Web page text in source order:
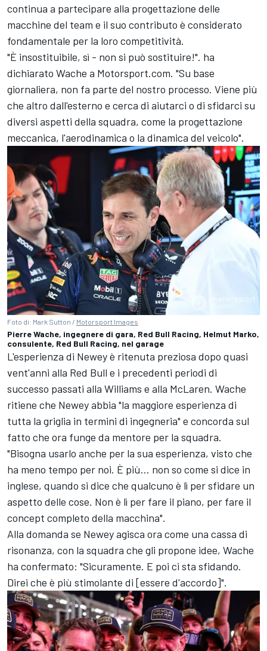
continua a partecipare alla progettazione delle
macchine del team e il suo contributo è considerato
fondamentale per la loro competitività.
"È insostituibile, sì - non si può sostituire!". ha
dichiarato Wache a Motorsport.com. "Su base
giornaliera, non fa parte del nostro processo. Viene più
che altro dall'esterno e cerca di aiutarci o di sfidarci su
diversi aspetti della squadra, come la progettazione
meccanica, l'aerodinamica o la dinamica del veicolo".
Foto di: Mark Sutton / Motorsport Images
Pierre Wache, ingegnere di gara, Red Bull Racing, Helmut Marko,
consulente, Red Bull Racing, nel garage
L'esperienza di Newey è ritenuta preziosa dopo quasi
vent'anni alla Red Bull e i precedenti periodi di
successo passati alla Williams e alla McLaren. Wache
ritiene che Newey abbia "la maggiore esperienza di
tutta la griglia in termini di ingegneria" e concorda sul
fatto che ora funge da mentore per la squadra.
"Bisogna usarlo anche per la sua esperienza, visto che
ha meno tempo per noi. È più... non so come si dice in
inglese, quando si dice che qualcuno è lì per sfidare un
aspetto delle cose. Non è lì per fare il piano, per fare il
concept completo della macchina".
Alla domanda se Newey agisca ora come una cassa di
risonanza, con la squadra che gli propone idee, Wache
ha confermato: "Sicuramente. E poi ci sta sfidando.
Direi che è più stimolante di [essere d'accordo]".